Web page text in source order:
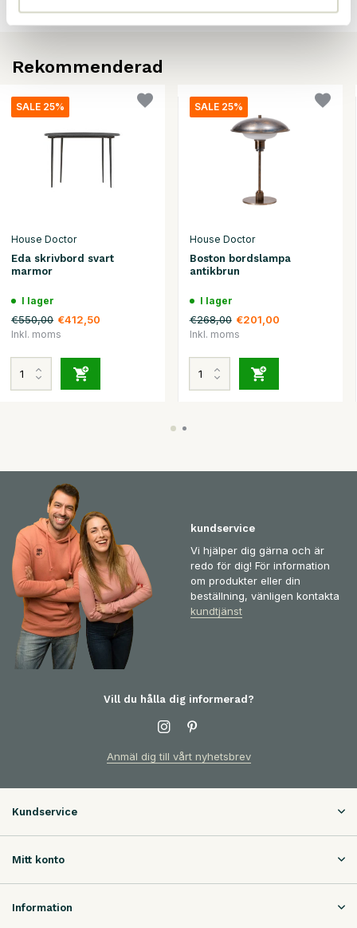
Rekommenderad
SALE 25%
House Doctor
Eda skrivbord svart
marmor
I lager
€550,00 €412,50
Inkl. moms
SALE 25%
House Doctor
Boston bordslampa
antikbrun
I lager
€268,00 €201,00
Inkl. moms
kundservice
Vi hjälper dig gärna och är
redo för dig! För information
om produkter eller din
beställning, vänligen kontakta
kundtjänst
Vill du hålla dig informerad?
Anmäl dig till vårt nyhetsbrev
Kundservice
Mitt konto
Information